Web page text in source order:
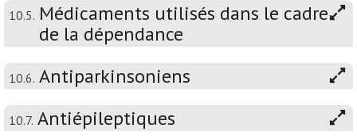
10.5. Médicaments utilisés dans le cadre
de la dépendance
10.6. Antiparkinsoniens
10.7. Antiépileptiques